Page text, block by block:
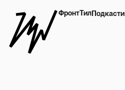
ФронтТилПодкасти